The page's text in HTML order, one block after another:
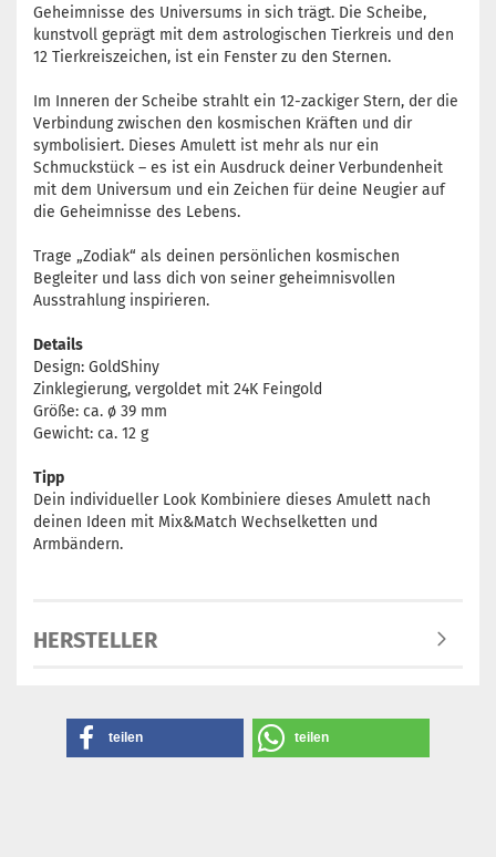
Geheimnisse des Universums in sich trägt. Die Scheibe,
kunstvoll geprägt mit dem astrologischen Tierkreis und den
12 Tierkreiszeichen, ist ein Fenster zu den Sternen.
Im Inneren der Scheibe strahlt ein 12-zackiger Stern, der die
Verbindung zwischen den kosmischen Kräften und dir
symbolisiert. Dieses Amulett ist mehr als nur ein
Schmuckstück – es ist ein Ausdruck deiner Verbundenheit
mit dem Universum und ein Zeichen für deine Neugier auf
die Geheimnisse des Lebens.
Trage „Zodiak“ als deinen persönlichen kosmischen
Begleiter und lass dich von seiner geheimnisvollen
Ausstrahlung inspirieren.
Details
Design: GoldShiny
Zinklegierung, vergoldet mit 24K Feingold
Größe: ca. ø 39 mm
Gewicht: ca. 12 g
Tipp
Dein individueller Look Kombiniere dieses Amulett nach
deinen Ideen mit Mix&Match Wechselketten und
Armbändern.
HERSTELLER
teilen teilen